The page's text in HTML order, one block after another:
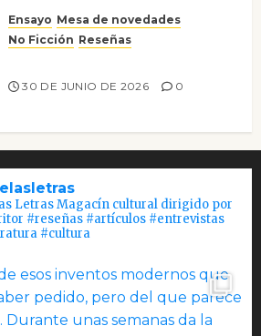
Ensayo Mesa de novedades
No Ficción Reseñas
30 DE JUNIO DE 2026 0
Letras Magacín cultural dirigido por
#reseñas #artículos #entrevistas
#cultura